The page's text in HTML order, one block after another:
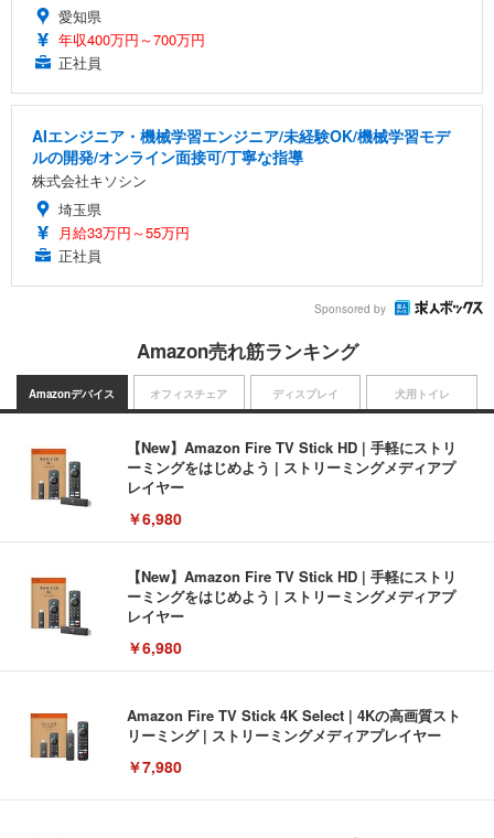
愛知県
年収400万円～700万円
正社員
AIエンジニア・機械学習エンジニア/未経験OK/機械学習モデ
ルの開発/オンライン面接可/丁寧な指導
株式会社キソシン
埼玉県
月給33万円～55万円
正社員
Sponsored by
Amazon売れ筋ランキング
Amazonデバイス
【New】Amazon Fire TV Stick HD | 手軽にストリ
ーミングをはじめよう | ストリーミングメディアプ
レイヤー
￥6,980
【New】Amazon Fire TV Stick HD | 手軽にストリ
ーミングをはじめよう | ストリーミングメディアプ
レイヤー
￥6,980
Amazon Fire TV Stick 4K Select | 4Kの高画質スト
リーミング | ストリーミングメディアプレイヤー
￥7,980
オフィスチェア ディスプレイ 犬用トイレ